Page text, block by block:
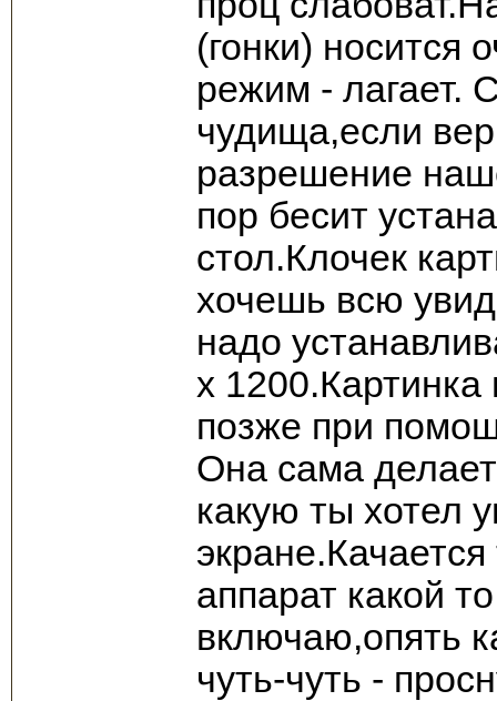
(гонки) носится
режим - лагает.
чудища,если
разрешение
пор бесит
стол.Клочек
хочешь всю
надо
х 1200.Картинка
позже при
Она сама
какую ты хотел
аппарат какой
включаю,опять
чуть-чуть -